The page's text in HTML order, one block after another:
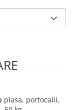
plasa, portocalii,